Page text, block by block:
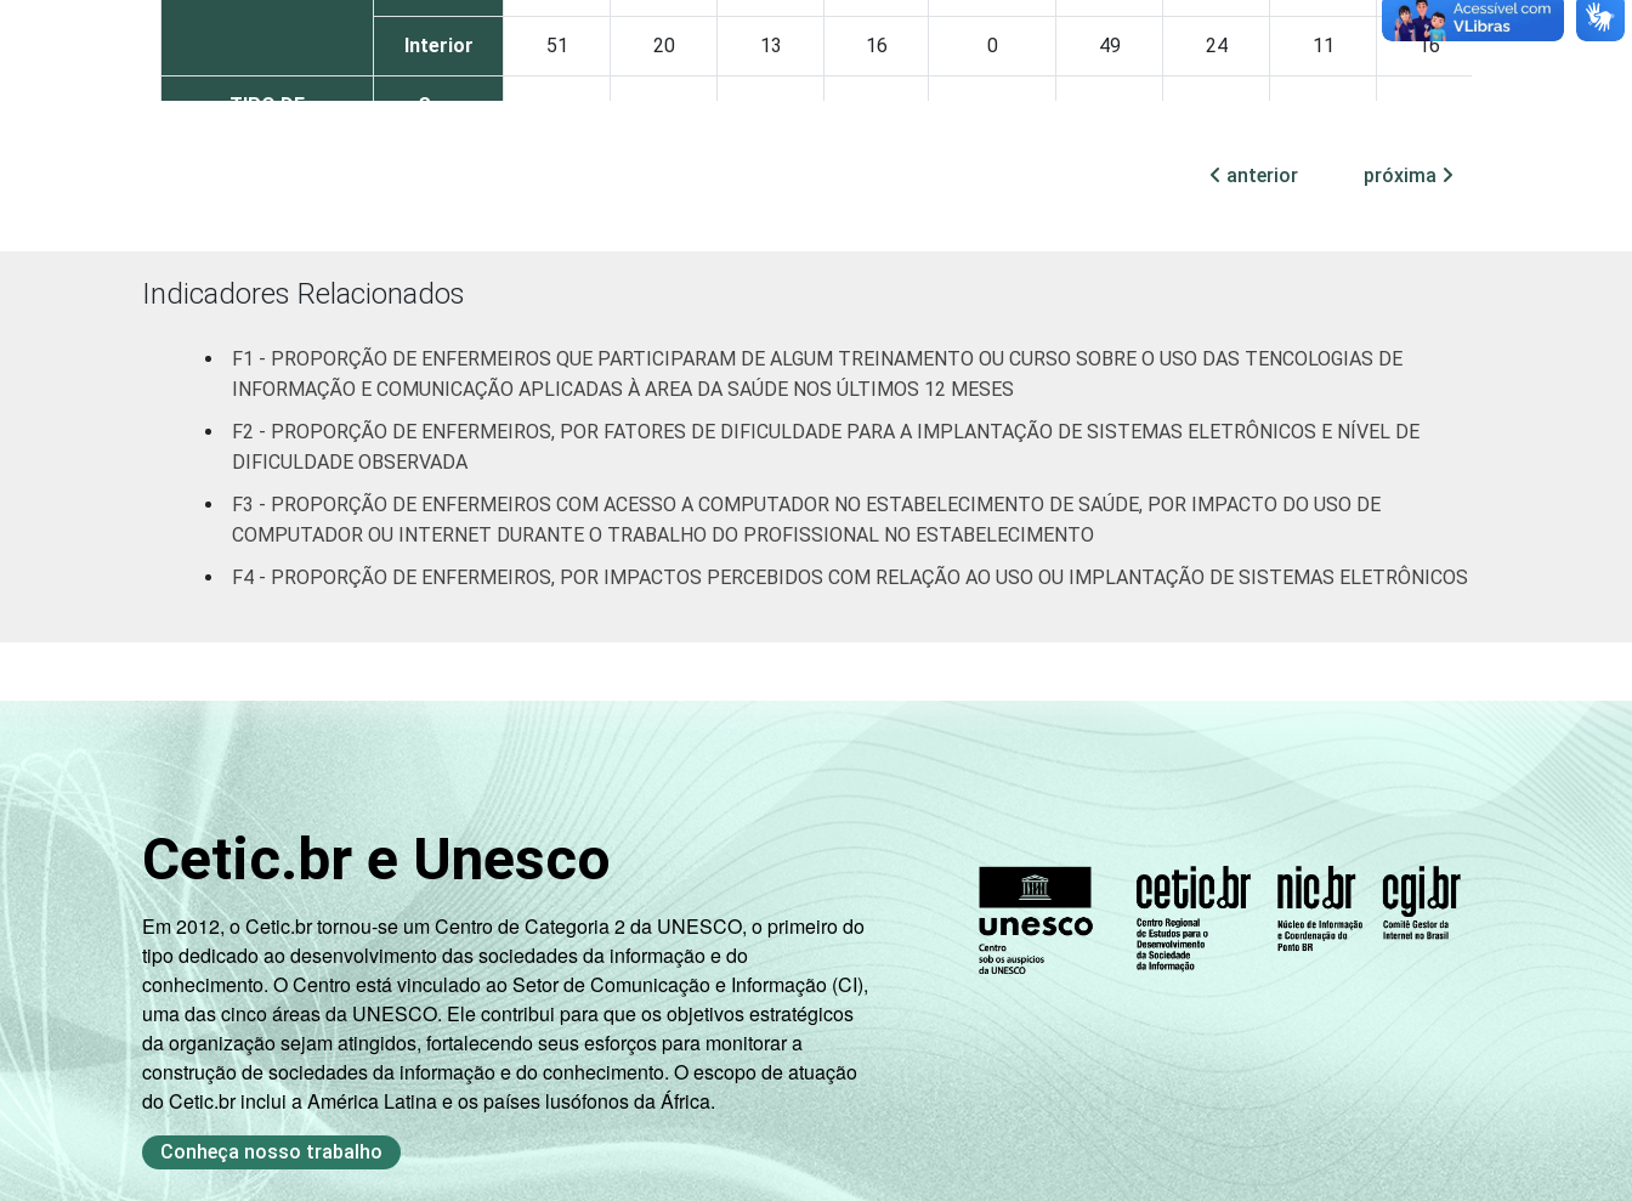
Interior 51 20 13 16 0 49 24 11 16 1
TIPO DE
Sem
leitos)
Internação
(mais de
50 leitos)
50 20 11 18 0
anos
47 31 12 10 0 47 31 9
31 a 40
43 18 13 26 0 44 15 13 26
Essa tabela foi corrigida em maio de 2015. Para mais informações, acesse
https://cetic.br/noticia/cetic-br-informa-correcao-dos-resultados-da-
pesquisa-tic-saude-2013/
Base: 2696 enfermeiros. Respostas estimuladas. Dados coletados entre fevereiro de 2013 e agosto de 2013.
Fonte: NIC.br - fev 2013 / ago 2013
anterior próxima
Indicadores Relacionados
F1 - PROPORÇÃO DE ENFERMEIROS QUE PARTICIPARAM DE ALGUM TREINAMENTO OU CURSO SOBRE O USO DAS TENCOLOGIAS DE
INFORMAÇÃO E COMUNICAÇÃO APLICADAS À AREA DA SAÚDE NOS ÚLTIMOS 12 MESES
F2 - PROPORÇÃO DE ENFERMEIROS, POR FATORES DE DIFICULDADE PARA A IMPLANTAÇÃO DE SISTEMAS ELETRÔNICOS E NÍVEL DE
DIFICULDADE OBSERVADA
F3 - PROPORÇÃO DE ENFERMEIROS COM ACESSO A COMPUTADOR NO ESTABELECIMENTO DE SAÚDE, POR IMPACTO DO USO DE
COMPUTADOR OU INTERNET DURANTE O TRABALHO DO PROFISSIONAL NO ESTABELECIMENTO
F4 - PROPORÇÃO DE ENFERMEIROS, POR IMPACTOS PERCEBIDOS COM RELAÇÃO AO USO OU IMPLANTAÇÃO DE SISTEMAS ELETRÔNICOS
Cetic.br e Unesco
Em 2012, o Cetic.br tornou-se um Centro de Categoria 2 da UNESCO, o primeiro do
tipo dedicado ao desenvolvimento das sociedades da informação e do
conhecimento. O Centro está vinculado ao Setor de Comunicação e Informação (CI),
uma das cinco áreas da UNESCO. Ele contribui para que os objetivos estratégicos
da organização sejam atingidos, fortalecendo seus esforços para monitorar a
construção de sociedades da informação e do conhecimento. O escopo de atuação
do Cetic.br inclui a América Latina e os países lusófonos da África.
Conheça nosso trabalho